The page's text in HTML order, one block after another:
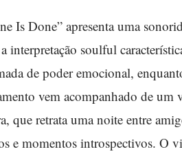
Is Done” apresenta uma
interpretação soulful
de poder emocional,
vem acompanhado de
que retrata uma noite entre
e momentos introspectivos. O